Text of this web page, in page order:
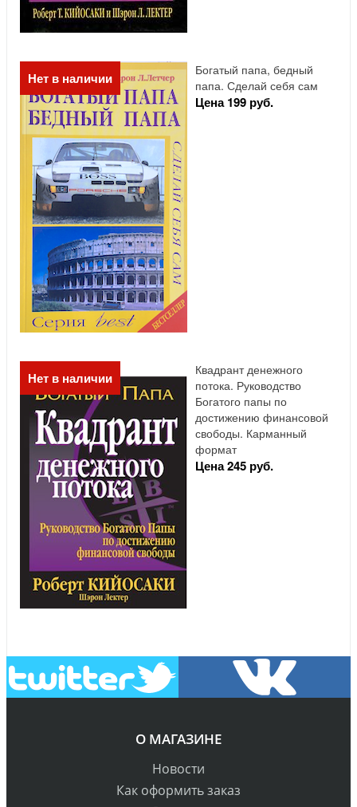
Нет в наличии
Богатый папа, бедный
папа. Сделай себя сам
Цена 199 руб.
Нет в наличии
Квадрант денежного
потока. Руководство
Богатого папы по
достижению финансовой
свободы. Карманный
формат
Цена 245 руб.
О МАГАЗИНЕ
Новости
Как оформить заказ